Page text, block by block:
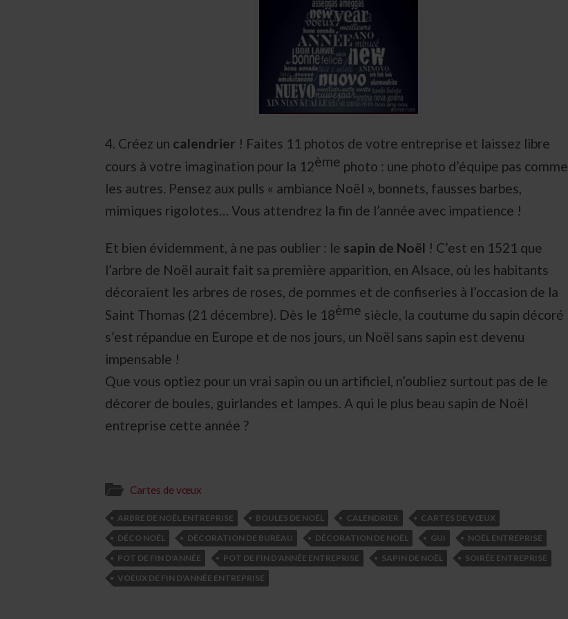
4. Créez un calendrier ! Faites 11 photos de votre entreprise et laissez libre
cours à votre imagination pour la 12ème photo : une photo d’équipe pas comme
les autres. Pensez aux pulls « ambiance Noël », bonnets, fausses barbes,
mimiques rigolotes… Vous attendrez la fin de l’année avec impatience !
Et bien évidemment, à ne pas oublier : le sapin de Noël ! C’est en 1521 que
l’arbre de Noël aurait fait sa première apparition, en Alsace, où les habitants
décoraient les arbres de roses, de pommes et de confiseries à l’occasion de la
Saint Thomas (21 décembre). Dès le 18ème siècle, la coutume du sapin décoré
s’est répandue en Europe et de nos jours, un Noël sans sapin est devenu
impensable !
Que vous optiez pour un vrai sapin ou un artificiel, n’oubliez surtout pas de le
décorer de boules, guirlandes et lampes. A qui le plus beau sapin de Noël
entreprise cette année ?
Cartes de vœux
ARBRE DE NOËL ENTREPRISE BOULES DE NOËL CALENDRIER
CARTES DE VŒUX
DÉCO NOËL
DÉCORATION DE BUREAU DÉCORATION DE NOËL GUI
NOËL ENTREPRISE
POT DE FIN D'ANNÉE
POT DE FIN D'ANNÉE ENTREPRISE SAPIN DE NOËL
SOIRÉE ENTREPRISE
VOEUX DE FIN D'ANNÉE ENTREPRISE